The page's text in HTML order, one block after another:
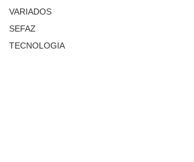
VARIADOS
SEFAZ
TECNOLOGIA